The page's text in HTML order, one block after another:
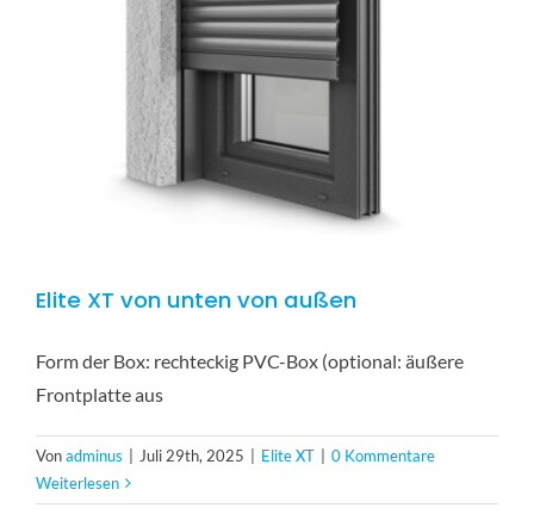
Elite XT von unten von außen
Form der Box: rechteckig PVC-Box (optional: äußere
Frontplatte aus
Vonadminus Juli 29th, 2025 Elite XT
0 Kommentare
Weiterlesen